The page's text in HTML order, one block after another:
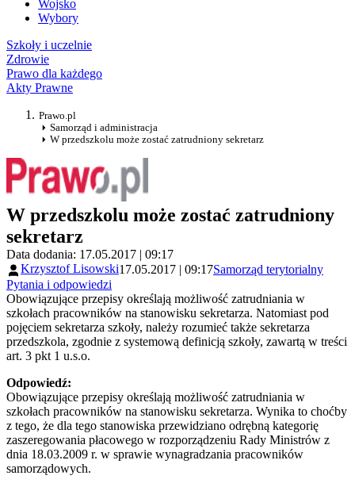
Wojsko
Wybory
Szkoły i uczelnie
Zdrowie
Prawo dla każdego
Akty Prawne
Prawo.pl
Samorząd i administracja
W przedszkolu może zostać zatrudniony sekretarz
W przedszkolu może zostać zatrudniony
sekretarz
Data dodania: 17.05.2017 | 09:17
Krzysztof Lisowski17.05.2017 | 09:17Samorząd terytorialny
Pytania i odpowiedzi
Obowiązujące przepisy określają możliwość zatrudniania w
szkołach pracowników na stanowisku sekretarza. Natomiast pod
pojęciem sekretarza szkoły, należy rozumieć także sekretarza
przedszkola, zgodnie z systemową definicją szkoły, zawartą w treści
art. 3 pkt 1 u.s.o.
Odpowiedź:
Obowiązujące przepisy określają możliwość zatrudniania w
szkołach pracowników na stanowisku sekretarza. Wynika to choćby
z tego, że dla tego stanowiska przewidziano odrębną kategorię
zaszeregowania płacowego w rozporządzeniu Rady Ministrów z
dnia 18.03.2009 r. w sprawie wynagradzania pracowników
samorządowych.